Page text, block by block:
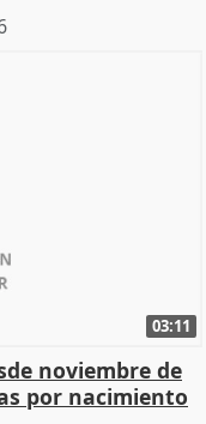
03:11
noviembre de
por nacimiento